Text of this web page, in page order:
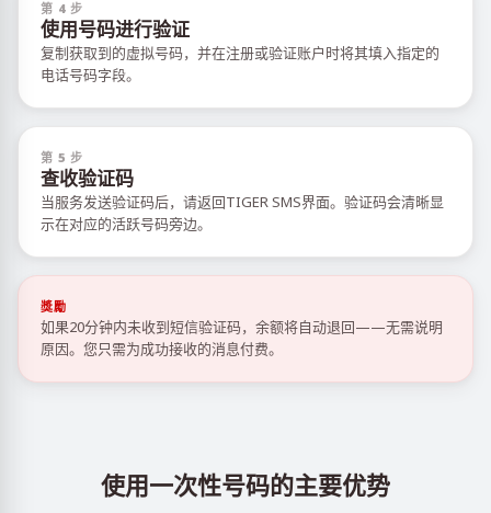
第 4 步
使用号码进行验证
复制获取到的虚拟号码，并在注册或验证账户时将其填入指定的
电话号码字段。
第 5 步
查收验证码
当服务发送验证码后，请返回TIGER SMS界面。验证码会清晰显
示在对应的活跃号码旁边。
獎勵
如果20分钟内未收到短信验证码，余额将自动退回——无需说明
原因。您只需为成功接收的消息付费。
使用一次性号码的主要优势